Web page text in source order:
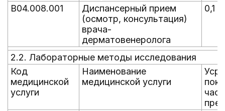
B04.008.001
Диспансерный прием
(осмотр, консультация)
врача-
дерматовенеролога
0,1
2.2. Лабораторные методы исследования
Код
медицинской
услуги
Наименование
медицинской услуги